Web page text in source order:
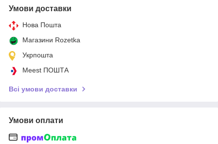
Умови доставки
Нова Пошта
Магазини Rozetka
Укрпошта
Meest ПОШТА
Всі умови доставки
Умови оплати